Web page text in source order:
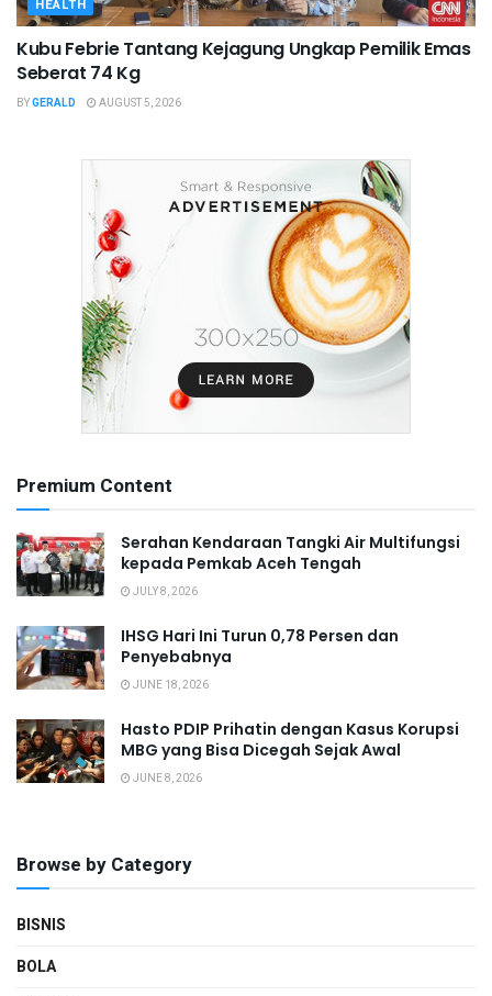
HEALTH
Kubu Febrie Tantang Kejagung Ungkap Pemilik Emas
Seberat 74 Kg
BYGERALD AUGUST 5, 2026
Premium Content
Serahan Kendaraan Tangki Air Multifungsi
kepada Pemkab Aceh Tengah
JULY 8, 2026
IHSG Hari Ini Turun 0,78 Persen dan
Penyebabnya
JUNE 18, 2026
Hasto PDIP Prihatin dengan Kasus Korupsi
MBG yang Bisa Dicegah Sejak Awal
JUNE 8, 2026
Browse by Category
BISNIS
BOLA